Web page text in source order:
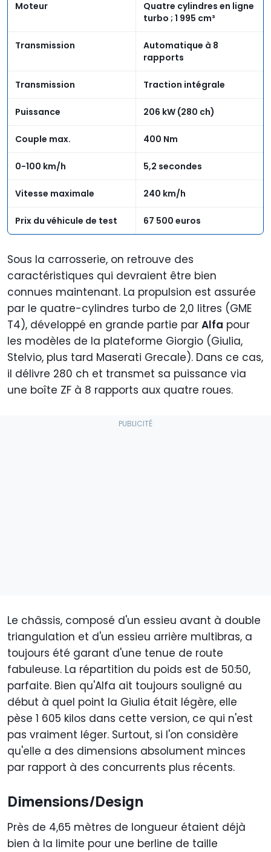
Moteur
Quatre cylindres en ligne
turbo ; 1 995 cm³
Transmission
Automatique à 8
rapports
Transmission Traction intégrale
Puissance 206 kW (280 ch)
Couple max. 400 Nm
0-100 km/h 5,2 secondes
Vitesse maximale 240 km/h
Prix du véhicule de test 67 500 euros
Sous la carrosserie, on retrouve des
caractéristiques qui devraient être bien
connues maintenant. La propulsion est assurée
par le quatre-cylindres turbo de 2,0 litres (GME
T4), développé en grande partie par Alfa pour
les modèles de la plateforme Giorgio (Giulia,
Stelvio, plus tard Maserati Grecale). Dans ce cas,
il délivre 280 ch et transmet sa puissance via
une boîte ZF à 8 rapports aux quatre roues.
Le châssis, composé d'un essieu avant à double
triangulation et d'un essieu arrière multibras, a
toujours été garant d'une tenue de route
fabuleuse. La répartition du poids est de 50:50,
parfaite. Bien qu'Alfa ait toujours souligné au
début à quel point la Giulia était légère, elle
pèse 1 605 kilos dans cette version, ce qui n'est
pas vraiment léger. Surtout, si l'on considère
qu'elle a des dimensions absolument minces
par rapport à des concurrents plus récents.
Dimensions/Design
Près de 4,65 mètres de longueur étaient déjà
bien à la limite pour une berline de taille